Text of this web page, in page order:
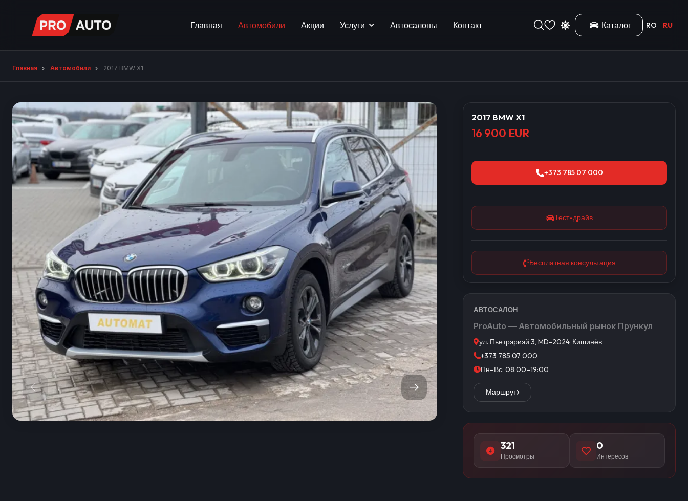
Главная Автомобили Акции Услуги Автосалоны Контакт Каталог RO RU
Главная Автомобили 2017 BMW X1
2017 BMW X1
16 900 EUR
+373 785 07 000
Тест-драйв
Бесплатная консультация
АВТОСАЛОН
ProAuto — Автомобильный рынок Прункул
ул. Пьетрэриэй 3, MD-2024, Кишинёв
+373 785 07 000
Пн–Вс: 08:00–19:00
Маршрут
321
Просмотры
0
Интересов